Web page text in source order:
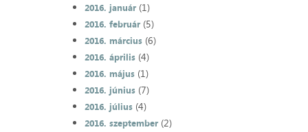
2016. január(1)
2016. február(5)
2016. március(6)
2016. április(4)
2016. május(1)
2016. június(7)
2016. július(4)
2016. szeptember(2)